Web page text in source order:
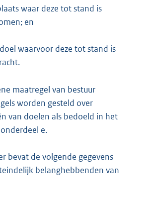
waar deze tot stand is
en
waarvoor deze tot stand is
maatregel van bestuur
worden gesteld over
van doelen als bedoeld in het
e.
bevat de volgende gegevens
belanghebbenden van